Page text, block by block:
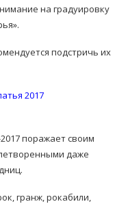
на градуировку
подстричь их
2017
поражает своим
даже
гранж, рокабили,